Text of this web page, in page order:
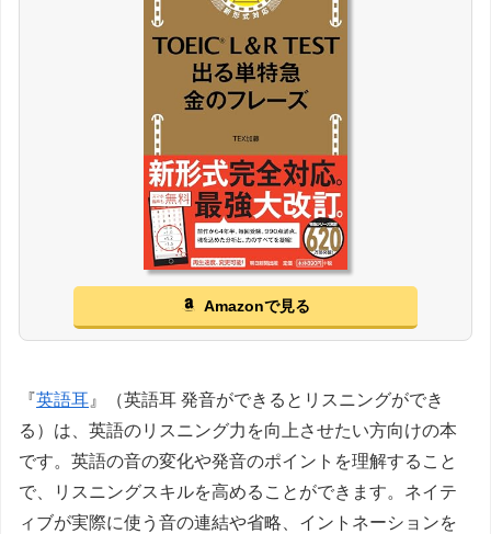
Amazonで見る
『英語耳』（英語耳 発音ができるとリスニングができ
る）は、英語のリスニング力を向上させたい方向けの本
です。英語の音の変化や発音のポイントを理解すること
で、リスニングスキルを高めることができます。ネイテ
ィブが実際に使う音の連結や省略、イントネーションを